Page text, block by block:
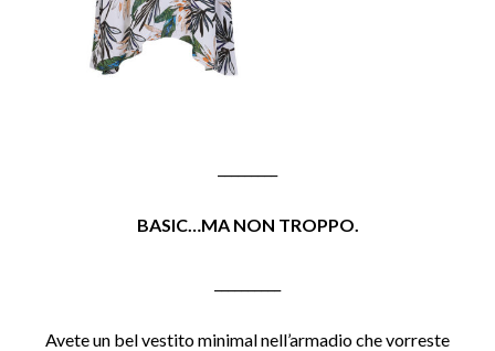
BASIC…MA NON TROPPO.
Avete un bel vestito minimal nell’armadio che vorreste